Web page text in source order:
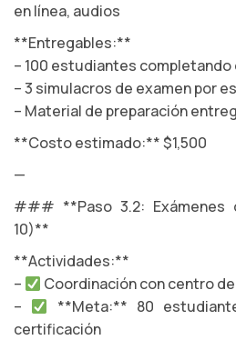
en línea, audios
**Entregables:**
– 100 estudiantes
– 3 simulacros de examen por
– Material de preparación
**Costo estimado:** $1,500
—
### **Paso 3.2: Exámenes
10)**
**Actividades:**
–
Coordinación con centro
–
**Meta:** 80
certificación